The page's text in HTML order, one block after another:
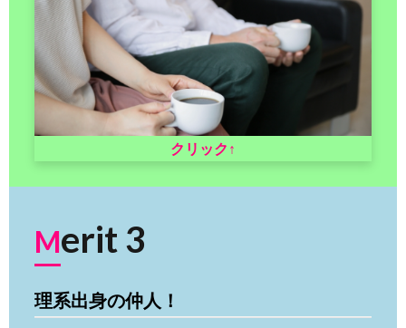
クリック↑
Merit 3
理系出身の仲人！